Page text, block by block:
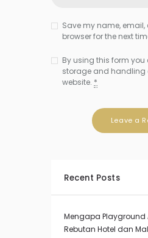
Save my name,
browser for the next
By using this form you
storage and handling
website. *
Recent Posts
Mengapa Playground
Rebutan Hotel dan